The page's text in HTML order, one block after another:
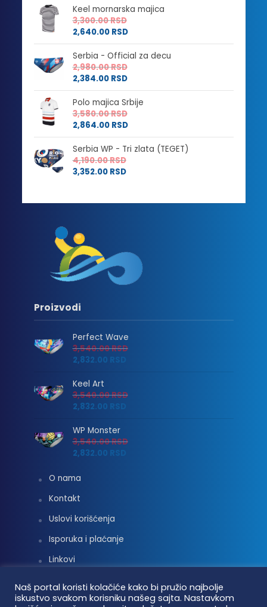
Keel mornarska majica
3,300.00RSD
2,640.00 RSD
Serbia - Official za decu
2,980.00RSD
2,384.00 RSD
Polo majica Srbije
3,580.00RSD
2,864.00 RSD
Serbia WP - Tri zlata (TEGET)
4,190.00RSD
3,352.00 RSD
Proizvodi
Perfect Wave
3,540.00RSD
2,832.00 RSD
Keel Art
3,540.00RSD
2,832.00 RSD
WP Monster
3,540.00RSD
2,832.00 RSD
O nama
Kontakt
Uslovi korišćenja
Isporuka i plaćanje
Linkovi
Naš portal koristi kolačiće kako bi pružio najbolje
iskustvo svakom korisniku našeg sajta. Nastavkom